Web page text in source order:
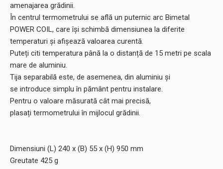
amenajarea grădinii.
În centrul termometrului se află un puternic arc Bimetal
POWER COIL, care își schimbă dimensiunea la diferite
temperaturi și afișează valoarea curentă.
Puteți citi temperatura până la o distanță de 15 metri pe scala
mare de aluminiu.
Tija separabilă este, de asemenea, din aluminiu și
se introduce simplu în pământ pentru instalare.
Pentru o valoare măsurată cât mai precisă,
plasați termometrului în mijlocul grădinii.
Dimensiuni (L) 240 x (B) 55 x (H) 950 mm
Greutate 425 g